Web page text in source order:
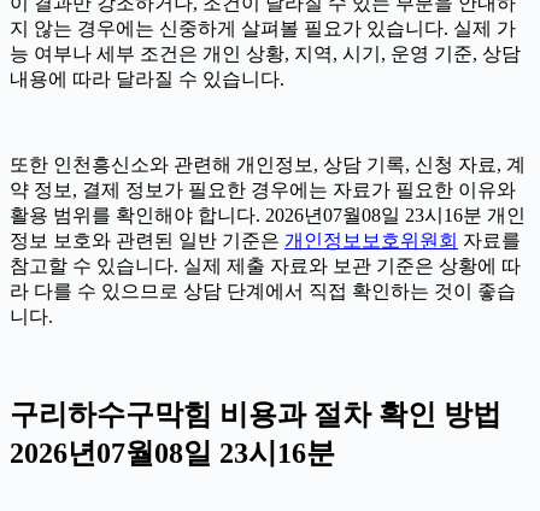
지 않는 경우에는 신중하게 살펴볼 필요가 있습니다. 실제 가
능 여부나 세부 조건은 개인 상황, 지역, 시기, 운영 기준, 상담
내용에 따라 달라질 수 있습니다.
또한 인천흥신소와 관련해 개인정보, 상담 기록, 신청 자료, 계
약 정보, 결제 정보가 필요한 경우에는 자료가 필요한 이유와
활용 범위를 확인해야 합니다. 2026년07월08일 23시16분 개인
정보 보호와 관련된 일반 기준은 개인정보보호위원회 자료를
참고할 수 있습니다. 실제 제출 자료와 보관 기준은 상황에 따
라 다를 수 있으므로 상담 단계에서 직접 확인하는 것이 좋습
니다.
구리하수구막힘 비용과 절차 확인 방법
2026년07월08일 23시16분